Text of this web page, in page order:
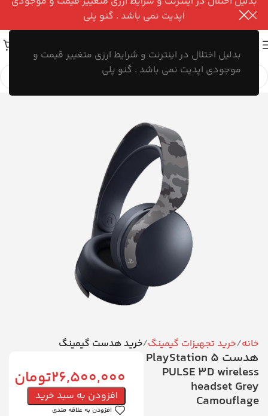
بدلیل اختلال در اینترنت و شرایط ارزی متغییر قیمت و
موجودی اپدیت نمی باشد . گنو پلی
خانه خرید تجهیزات گیمینگ خرید هدست گیمینگ
هدست PlayStation 5
PULSE 3D wireless
headset Grey
Camouflage
26,500,000تومان
افزودن به سبد خرید
افزودن به علاقه مندی
اپدیت نمی باشد . گنو پلی